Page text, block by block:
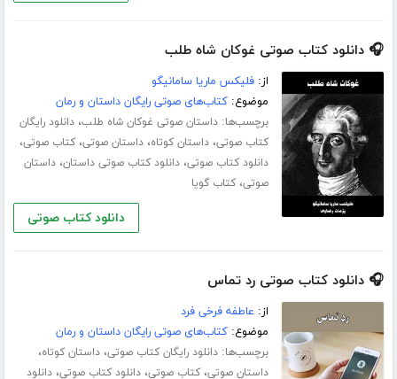
🎧 دانلود کتاب صوتی غوکان شاه طلب
از:فلیکس ماریا سامانیگو
موضوع:کتاب‌های صوتی رایگان داستان و رمان
برچسب‌ها:داستان صوتی غوکان شاه طلب،دانلود رایگان
کتاب صوتی،داستان کوتاه،داستان صوتی،کتاب صوتی،
دانلود کتاب صوتی،دانلود کتاب صوتی داستان،داستان
صوتی،کتاب گویا
دانلود کتاب صوتی
🎧 دانلود کتاب صوتی رد تماس
از: عاطفه فرخی فرد
موضوع:کتاب‌های صوتی رایگان داستان و رمان
برچسب‌ها:دانلود رایگان کتاب صوتی،داستان کوتاه،
داستان صوتی،کتاب صوتی،دانلود کتاب صوتی،دانلود